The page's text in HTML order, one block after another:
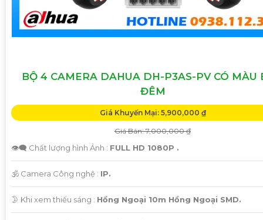
BỘ 4 CAMERA DAHUA DH-P3AS-PV CÓ MÀU
ĐÊM
Giá Khuyến Mại: 5,900,000 ₫
Giá Bán: 7,000,000 ₫
👁️‍🗨 Chất lượng hình Ảnh : FULL HD 1080P .
🕉️ Camera Công nghệ : IP.
🌛 Khi xem thiếu sáng : Hồng Ngoại 10m Hồng Ngoại SMD.